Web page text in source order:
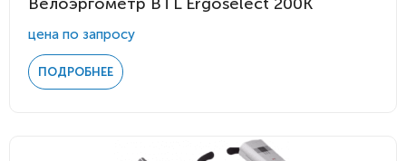
цена по запросу
ПОДРОБНЕЕ